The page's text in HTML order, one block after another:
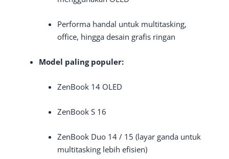
Performa handal untuk multitasking,
office, hingga desain grafis ringan
Model paling populer:
ZenBook 14 OLED
ZenBook S 16
ZenBook Duo 14 / 15 (layar ganda untuk
multitasking lebih efisien)